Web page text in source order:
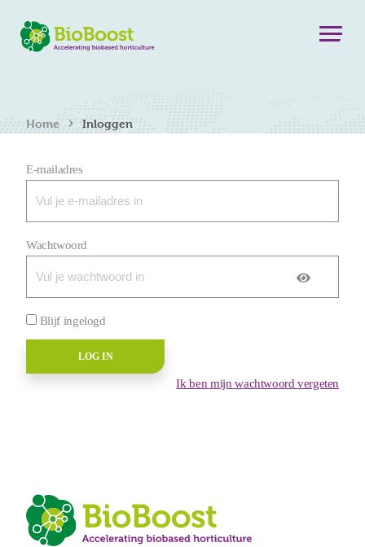
Home › Inloggen
E-mailadres
Wachtwoord
Blijf ingelogd
LOG IN
Ik ben mijn wachtwoord vergeten